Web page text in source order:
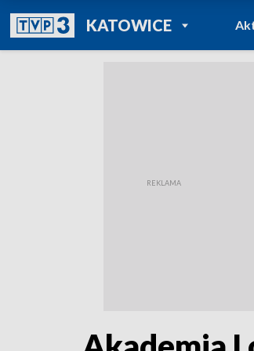
KATOWICEPOWRÓT DO
TVP REGIONY